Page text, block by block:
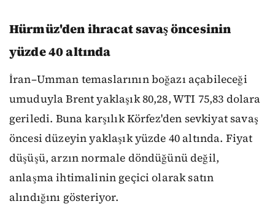
Hürmüz'den ihracat savaş öncesinin
yüzde 40 altında
İran–Umman temaslarının boğazı açabileceği
umuduyla Brent yaklaşık 80,28, WTI 75,83 dolara
geriledi. Buna karşılık Körfez'den sevkiyat savaş
öncesi düzeyin yaklaşık yüzde 40 altında. Fiyat
düşüşü, arzın normale döndüğünü değil,
anlaşma ihtimalinin geçici olarak satın
alındığını gösteriyor.